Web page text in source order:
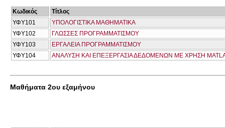
Κωδικός
Τίτλος
ΥΦΥ101
ΥΠΟΛΟΓΙΣΤΙΚΑ ΜΑΘΗΜΑΤΙΚΑ
ΥΦΥ102
ΓΛΩΣΣΕΣ ΠΡΟΓΡΑΜΜΑΤΙΣΜΟΥ
ΥΦΥ103
ΕΡΓΑΛΕΙΑ ΠΡΟΓΡΑΜΜΑΤΙΣΜΟΥ
ΥΦΥ104
ΑΝΑΛΥΣΗ ΚΑΙ ΕΠΕΞΕΡΓΑΣΙΑ ΔΕΔΟΜΕΝΩΝ ΜΕ ΧΡΗΣΗ
Μαθήματα 2ου εξαμήνου